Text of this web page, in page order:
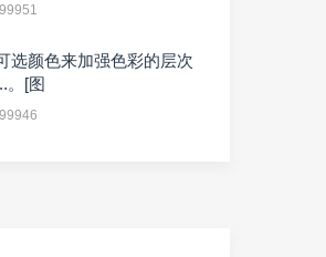
99951
选颜色来加强色彩的层次
。[图
99946